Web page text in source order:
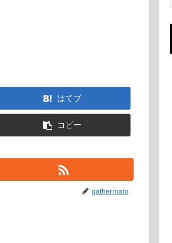
はてブ
コピー
gathermato